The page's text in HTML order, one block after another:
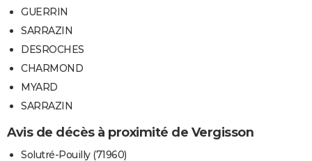
GUERRIN
SARRAZIN
DESROCHES
CHARMOND
MYARD
SARRAZIN
Avis de décès à proximité de Vergisson
Solutré-Pouilly (71960)